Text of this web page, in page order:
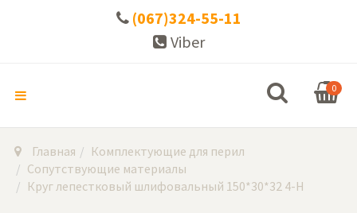
(067)324-55-11
Viber
0
Главная
Комплектующие для перил
Сопутствующие материалы
Круг лепестковый шлифовальный 150*30*32 4-Н